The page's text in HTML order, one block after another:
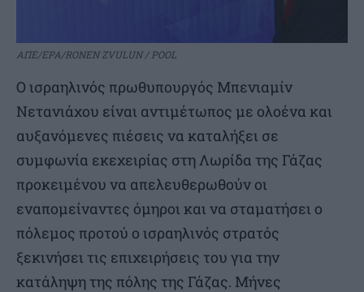
ΑΠΕ/EPA/RONEN ZVULUN / POOL
Ο ισραηλινός πρωθυπουργός Μπενιαμίν
Νετανιάχου είναι αντιμέτωπος με ολοένα και
αυξανόμενες πιέσεις να καταλήξει σε
συμφωνία εκεχειρίας στη Λωρίδα της Γάζας
προκειμένου να απελευθερωθούν οι
εναπομείναντες όμηροι και να σταματήσει ο
πόλεμος προτού ο ισραηλινός στρατός
ξεκινήσει τις επιχειρήσεις του για την
κατάληψη της πόλης της Γάζας. Μήνες